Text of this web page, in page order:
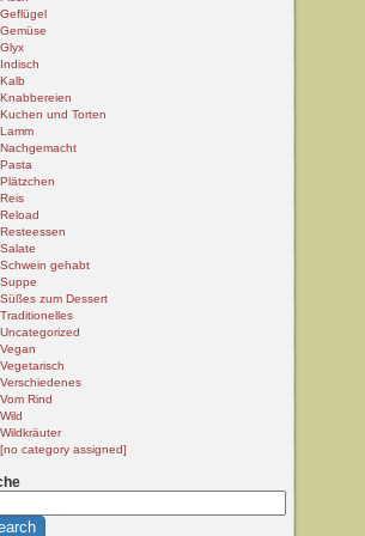
Geflügel
Gemüse
Glyx
Indisch
Kalb
Knabbereien
Kuchen und Torten
Lamm
Nachgemacht
Pasta
Plätzchen
Reis
Reload
Resteessen
Salate
Schwein gehabt
Suppe
Süßes zum Dessert
Traditionelles
Uncategorized
Vegan
Vegetarisch
Verschiedenes
Vom Rind
Wild
Wildkräuter
[no category assigned]